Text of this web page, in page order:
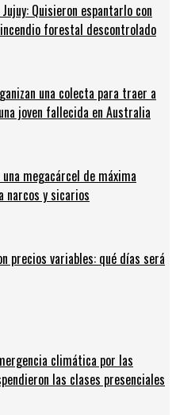
Quisieron espantarlo con
forestal descontrolado
una colecta para traer a
joven fallecida en Australia
megacárcel de máxima
narcos y sicarios
precios variables: qué días será
climática por las
las clases presenciales